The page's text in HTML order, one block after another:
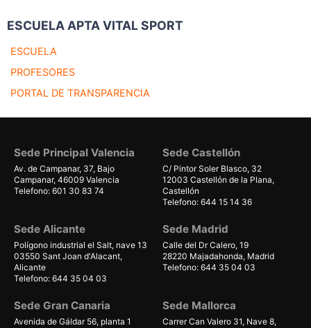
ESCUELA APTA VITAL SPORT
ESCUELA
PROFESORES
PORTAL DE TRANSPARENCIA
Sede Principal Valencia
Av. de Campanar, 37, Bajo
Campanar, 46009 Valencia
Telefono: 601 30 83 74
Sede Castellón
C/ Pintor Soler Blasco, 32
12003 Castellón de la Plana,
Castellón
Telefono: 644 15 14 36
Sede Alicante
Polígono industrial el Salt, nave 13
03550 Sant Joan d'Alacant,
Alicante
Telefono: 644 35 04 03
Sede Madrid
Calle del Dr Calero, 19
28220 Majadahonda, Madrid
Telefono: 644 35 04 03
Sede Gran Canaria
Avenida de Gáldar 56, planta 1
Sede Mallorca
Carrer Can Valero 31, Nave 8,